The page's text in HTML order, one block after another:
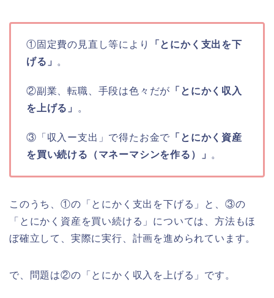
①固定費の見直し等により
「とにかく支出を下
げる」 。
②副業、転職、手段は色々だが 「とにかく収入
を上げる」
。
③「収入ー支出」で得たお金で 「とにかく資産
を買い続ける（マネーマシンを作る）」 。
このうち、①の「とにかく支出を下げる」と、③の
「とにかく資産を買い続ける」については、方法もほ
ぼ確立して、実際に実行、計画を進められています。
で、問題は②の「とにかく収入を上げる」です。